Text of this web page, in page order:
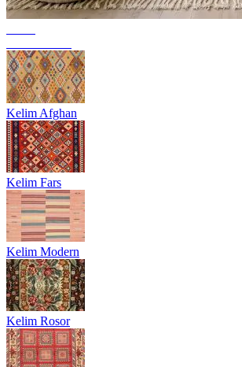
Kelim Afghan
Kelim Fars
Kelim Modern
Kelim Rosor